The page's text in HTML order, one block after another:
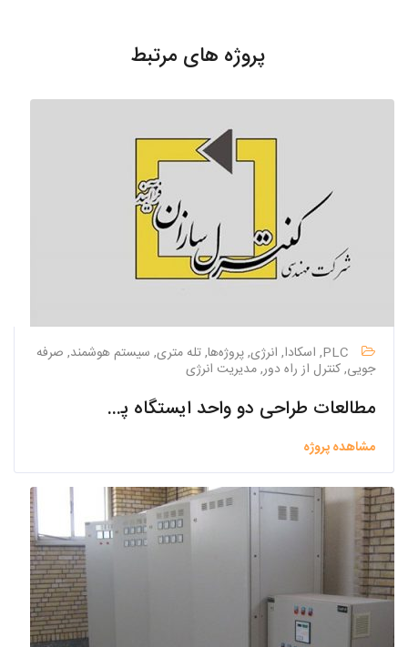
پروژه های مرتبط
PLC, اسکادا, انرژی, پروژه‌ها, تله متری, سیستم هوشمند, صرفه
جویی, کنترل از راه دور, مدیریت انرژی
مطالعات طراحی دو واحد ایستگاه پمپاژ یا لیفت فاضلاب شهر پیربکران
مشاهده پروژه